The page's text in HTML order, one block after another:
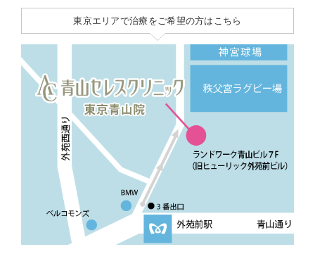
東京エリアで治療をご希望の方はこちら